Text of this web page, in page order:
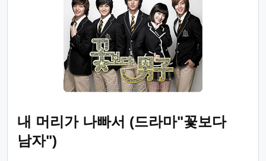
내 머리가 나빠서 (드라마"꽃보다
남자")